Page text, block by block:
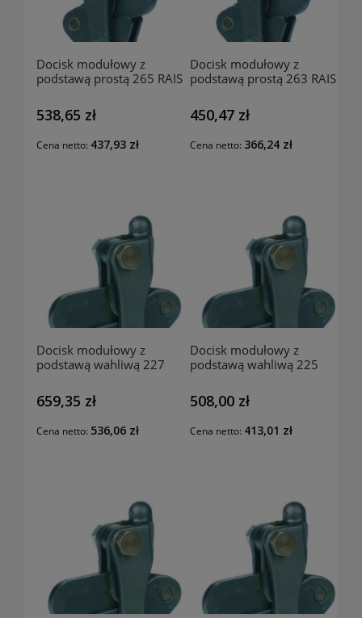
Docisk modułowy z
podstawą prostą 265 RAIS
538,65 zł
Cena netto: 437,93 zł
Docisk modułowy z
podstawą prostą 263 RAIS
450,47 zł
Cena netto: 366,24 zł
Docisk modułowy z
podstawą wahliwą 227
659,35 zł
Cena netto: 536,06 zł
Docisk modułowy z
podstawą wahliwą 225
508,00 zł
Cena netto: 413,01 zł